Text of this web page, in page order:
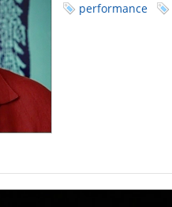
performance